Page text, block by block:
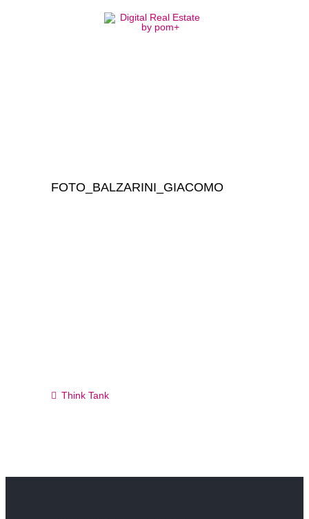
FOTO_BALZARINI_GIACOMO
Think Tank